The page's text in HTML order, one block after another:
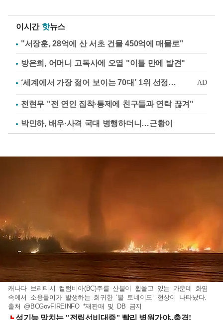
이시간 핫뉴스
"서장훈, 28억에 산 서초 건물 450억에 매물로"
방은희, 어머니 고독사에 오열 "이틀 만에 발견"
전현무 "전 연인 집착·통제에 친구들과 연락 끊겨"
박민하, 배우·사격 국대 병행하더니…근황이
캐나다 브리티시 컬럼비아(BC)주를 산불이 휩쓸고 있는 가운데 화염
속에서 소용돌이가 발생하는 희귀한 ‘불 토네이도’ 현상이 나타났다.
출처 @BCGovFIREINFO *재판매 및 DB 금지